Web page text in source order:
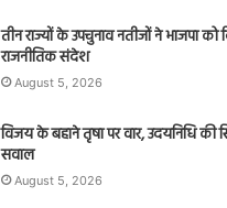
तीन राज्यों के उपचुनाव नतीजों ने भाजपा को
राजनीतिक संदेश
August 5, 2026
विजय के बहाने तृषा पर वार, उदयनिधि की
सवाल
August 5, 2026